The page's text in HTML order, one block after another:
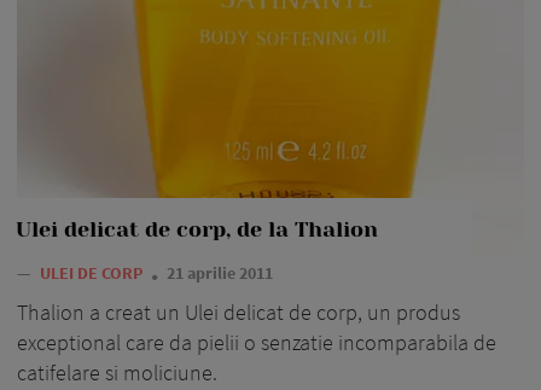
Ulei delicat de corp, de la Thalion
— ULEI DE CORP 21 aprilie 2011
Thalion a creat un Ulei delicat de corp, un produs
exceptional care da pielii o senzatie incomparabila de
catifelare si moliciune.